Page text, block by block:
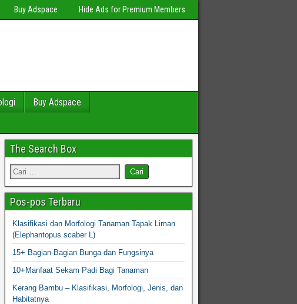
Buy Adspace Hide Ads for Premium Members
Buy Adspace
The Search Box
Pos-pos Terbaru
Klasifikasi dan Morfologi Tanaman Tapak Liman
(Elephantopus scaber L)
15+ Bagian-Bagian Bunga dan Fungsinya
10+Manfaat Sekam Padi Bagi Tanaman
Kerang Bambu – Klasifikasi, Morfologi, Jenis, dan
Habitatnya